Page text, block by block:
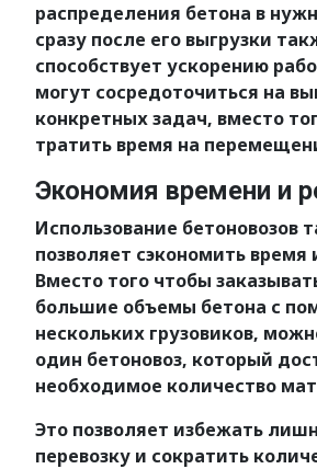
распределения бетона в
сразу после его выгрузки
способствует ускорению
могут сосредоточиться на
конкретных задач, вместо
тратить время на
Экономия времени и
Использование бетоновозов
позволяет сэкономить время
Вместо того чтобы
большие объемы бетона с
нескольких грузовиков,
один бетоновоз, который
необходимое количество
Это позволяет избежать
перевозку и сократить